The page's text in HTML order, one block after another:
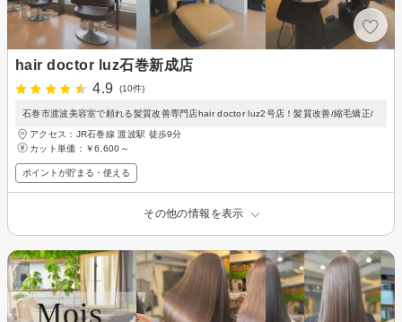
hair doctor luz石巻新成店
4.9
(10件)
石巻市渡波美容室で頼れる髪質改善専門店hair doctor luz2号店！髪質改善/縮毛矯正/
アクセス：JR石巻線 渡波駅 徒歩9分
カット単価： ￥6,600～
ポイントが貯まる・使える
その他の情報を表示